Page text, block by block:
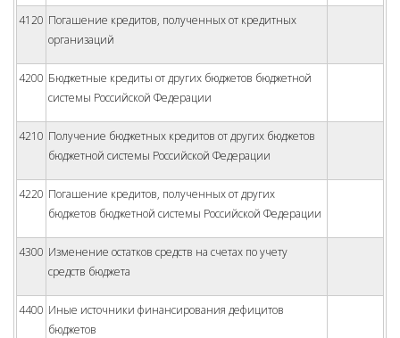
4120 Погашение кредитов, полученных от кредитных
организаций
4200 Бюджетные кредиты от других бюджетов бюджетной
системы Российской Федерации
4210 Получение бюджетных кредитов от других бюджетов
бюджетной системы Российской Федерации
4220 Погашение кредитов, полученных от других
бюджетов бюджетной системы Российской Федерации
4300 Изменение остатков средств на счетах по учету
средств бюджета
4400 Иные источники финансирования дефицитов
бюджетов